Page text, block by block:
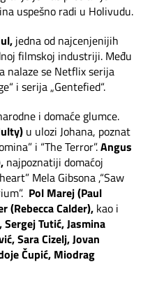
uspešno radi u Holivudu.
jedna od najcenjenijih
filmskoj industriji. Među
nalaze se Netflix serija
i serija „Gentefied“.
i domaće glumce.
u ulozi Johana, poznat
i “The Terror”.Angus
najpoznatiji domaćoj
Mela Gibsona ,“Saw
Pol Marej (Paul
(Rebecca Calder), kao i
Tutić, Jasmina
Sara Cizelj, Jovan
Čupić, Miodrag